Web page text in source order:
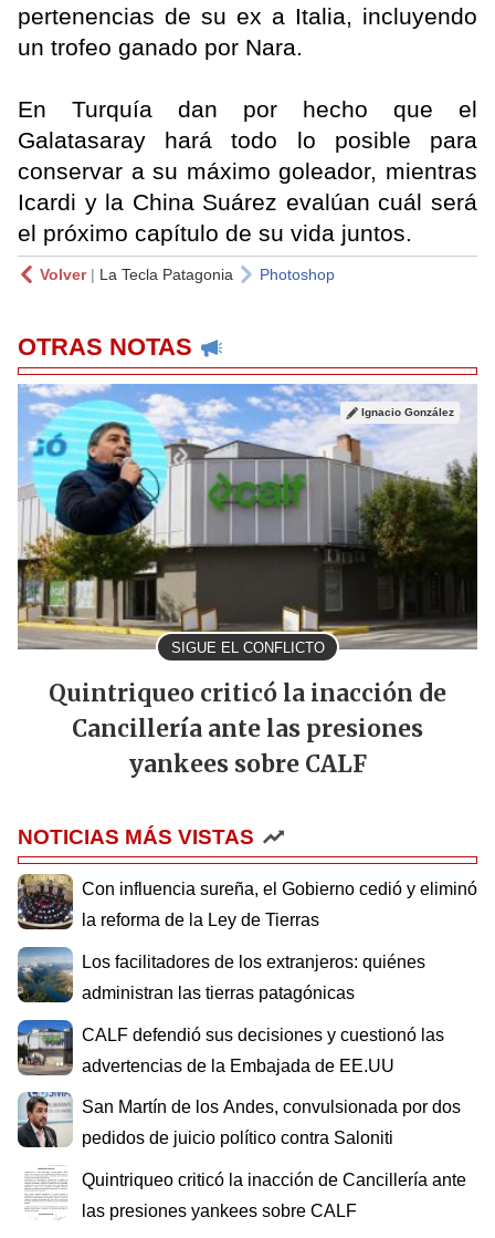
pertenencias de su ex a Italia, incluyendo
un trofeo ganado por Nara.
En Turquía dan por hecho que el
Galatasaray hará todo lo posible para
conservar a su máximo goleador, mientras
Icardi y la China Suárez evalúan cuál será
el próximo capítulo de su vida juntos.
Volver| La Tecla Patagonia Photoshop
OTRAS NOTAS
SIGUE EL CONFLICTO
Ignacio González
Quintriqueo criticó la inacción de
Cancillería ante las presiones
yankees sobre CALF
NOTICIAS MÁS VISTAS
Con influencia sureña, el Gobierno cedió y eliminó
la reforma de la Ley de Tierras
Los facilitadores de los extranjeros: quiénes
administran las tierras patagónicas
CALF defendió sus decisiones y cuestionó las
advertencias de la Embajada de EE.UU
San Martín de los Andes, convulsionada por dos
pedidos de juicio político contra Saloniti
Quintriqueo criticó la inacción de Cancillería ante
las presiones yankees sobre CALF